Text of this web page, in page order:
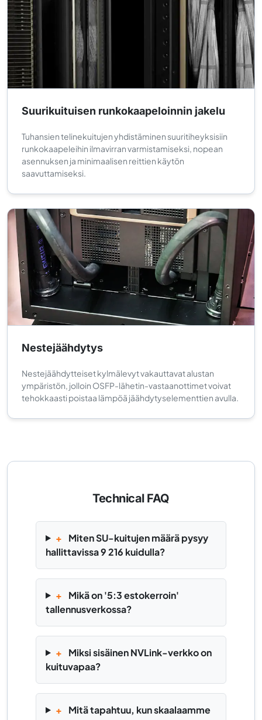
Suurikuituisen runkokaapeloinnin jakelu
Tuhansien telinekuitujen yhdistäminen suuritiheyksisiin
runkokaapeleihin ilmavirran varmistamiseksi, nopean
asennuksen ja minimaalisen reittien käytön
saavuttamiseksi.
Nestejäähdytys
Nestejäähdytteiset kylmälevyt vakauttavat alustan
ympäristön, jolloin OSFP-lähetin-vastaanottimet voivat
tehokkaasti poistaa lämpöä jäähdytyselementtien avulla.
Technical FAQ
+
Miten SU-kuitujen määrä pysyy
hallittavissa 9 216 kuidulla?
+
Mikä on '5:3 estokerroin'
tallennusverkossa?
+
Miksi sisäinen NVLink-verkko on
kuituvapaa?
+
Mitä tapahtuu, kun skaalaamme